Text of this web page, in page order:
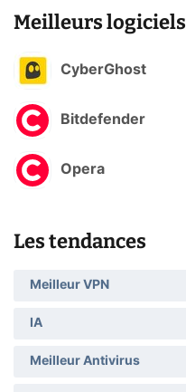
Meilleurs logiciels
CyberGhost
Bitdefender
Opera
Les tendances
Meilleur VPN
IA
Meilleur Antivirus